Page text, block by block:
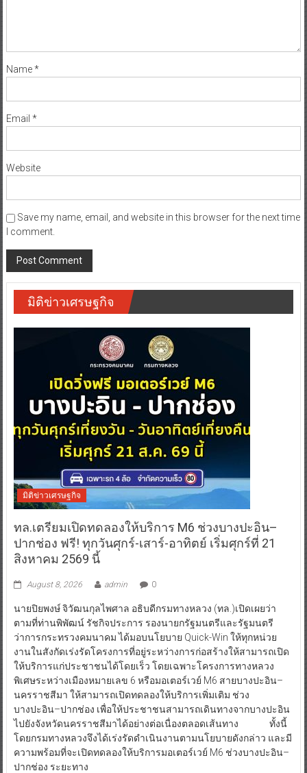
Name*
Email *
Website
Save my name, email, and website in this browser for the next time
I comment.
มิติข่าวเศรษฐกิจ
มิติข่าวเศรษฐกิจ
ทล.เตรียมเปิดทดลองให้บริการ M6 ช่วงบางปะอิน–
ปากช่อง ฟรี! ทุกวันศุกร์-เสาร์-อาทิตย์ เริ่มศุกร์ที่ 21
สิงหาคม 2569 นี้
August 8, 2026 admin 0
นายปิยพงษ์ จิวัฒนกุลไพศาล อธิบดีกรมทางหลวง (ทล.)เปิดเผยว่า
ตามที่ท่านพิพัฒน์ รัชกิจประการ รองนายกรัฐมนตรีและรัฐมนตรี
ว่าการกระทรวงคมนาคม ได้มอบนโยบาย Quick-Win ให้ทุกหน่วย
งานในสังกัดเร่งรัดโครงการที่อยู่ระหว่างการก่อสร้างให้สามารถเปิด
ให้บริการแก่ประชาชนได้โดยเร็ว โดยเฉพาะโครงการทางหลวง
พิเศษระหว่างเมืองหมายเลข 6 หรือมอเตอร์เวย์ M6 สายบางปะอิน–
นครราชสีมา ให้สามารถเปิดทดลองให้บริการเพิ่มเติม ช่วง
บางปะอิน–ปากช่อง เพื่อให้ประชาชนสามารถเดินทางจากบางปะอิน
ไปยังจังหวัดนครราชสีมาได้อย่างต่อเนื่องตลอดเส้นทาง ทั้งนี้
โดยกรมทางหลวงจึงได้เร่งรัดดำเนินงานตามนโยบายดังกล่าว และมี
ความพร้อมที่จะเปิดทดลองให้บริการมอเตอร์เวย์ M6 ช่วงบางปะอิน–
ปากช่อง ระยะทาง